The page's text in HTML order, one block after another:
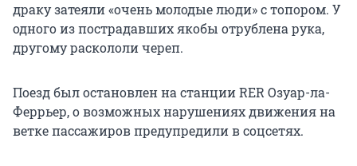
драку затеяли «очень молодые люди» с топором. У
одного из пострадавших якобы отрублена рука,
другому раскололи череп.
Поезд был остановлен на станции RER Озуар-ла-
Феррьер, о возможных нарушениях движения на
ветке пассажиров предупредили в соцсетях.